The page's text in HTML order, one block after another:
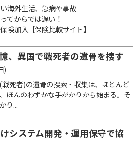
海外生活、急病や事故
てからでは遅い！
険加入【保険比較サイト】
、異国で戦死者の遺骨を捜す
)
死者)の遺骨の捜索・収集は、ほとんど
ほんのわずかな手がかりから始まる。そ
り...
システム開発・運用保守で協